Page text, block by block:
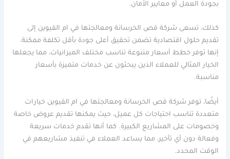
بجودة العمل أو معايير الأمان.
كذلك، تسعى شركة قص الخرسانة ومعالجتها في ام القيوين إلى
تقديم حلول اقتصادية تضمن تحقيق أعلى جودة بأقل تكلفة ممكنة.
إنها توفر خطط أسعار متنوعة تناسب مختلف الميزانيات، مما يجعلها
الخيار المثالي للعملاء الذين يبحثون عن خدمات متميزة بأسعار
مناسبة.
أيضًا، توفر شركة قص الخرسانة ومعالجتها في ام القيوين خيارات
متعددة تناسب احتياجات كل عميل، حيث يمكنها تقديم عروض خاصة
وخصومات على المشاريع الكبيرة. كما أنها تقدم خدمات سريعة
وفعالة دون أي تأخير، مما يساعد العملاء في تنفيذ مشاريعهم في
الوقت المحدد.